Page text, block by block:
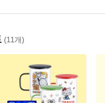
(11개)